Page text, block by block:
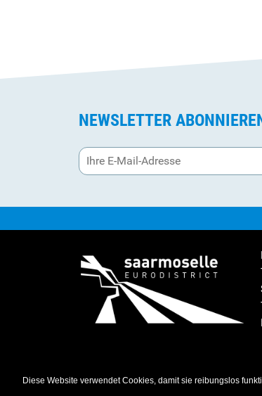
Diese Website verwendet Cookies, damit sie reibungslos
NEWSLETTER